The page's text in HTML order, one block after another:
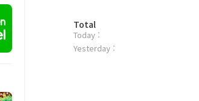
방
문
자
Total
Today :
Yesterday :